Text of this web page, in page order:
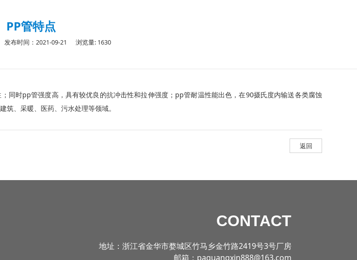
PP管特点
发布时间：2021-09-21 浏览量: 1630
同时pp管强度高，具有较优良的抗冲击性和拉伸强度；pp管耐温性能出色，在90摄氏度内输送各类腐蚀
、采暖、医药、污水处理等领域。
返回
CONTACT
地址：浙江省金华市婺城区竹马乡金竹路2419号3号厂房
邮箱：paguangxin888@163.com